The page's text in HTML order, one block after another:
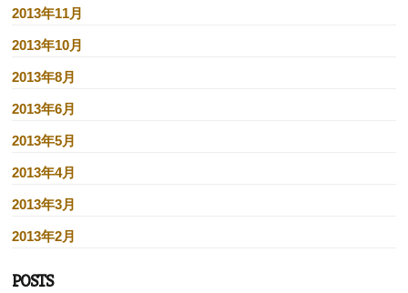
2013年11月
2013年10月
2013年8月
2013年6月
2013年5月
2013年4月
2013年3月
2013年2月
POSTS